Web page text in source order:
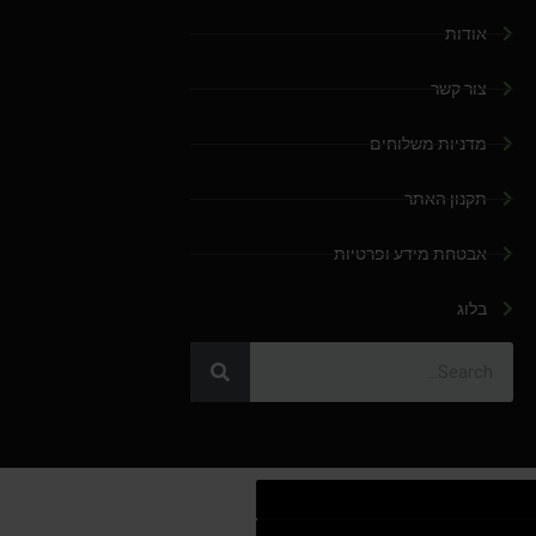
אודות
צור קשר
מדניות משלוחים
תקנון האתר
אבטחת מידע ופרטיות
בלוג